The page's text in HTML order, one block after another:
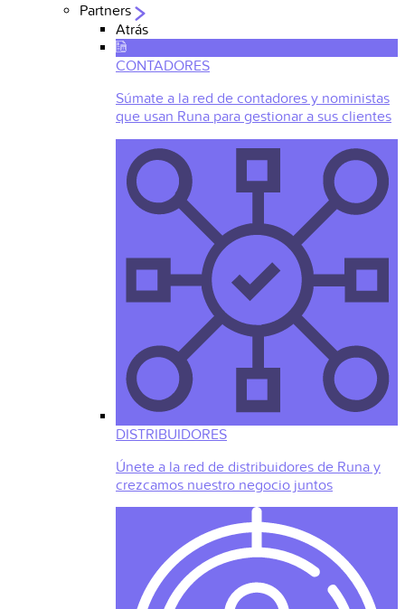
Partners
Atrás
CONTADORES
Súmate a la red de contadores y noministas
que usan Runa para gestionar a sus clientes
DISTRIBUIDORES
Únete a la red de distribuidores de Runa y
crezcamos nuestro negocio juntos